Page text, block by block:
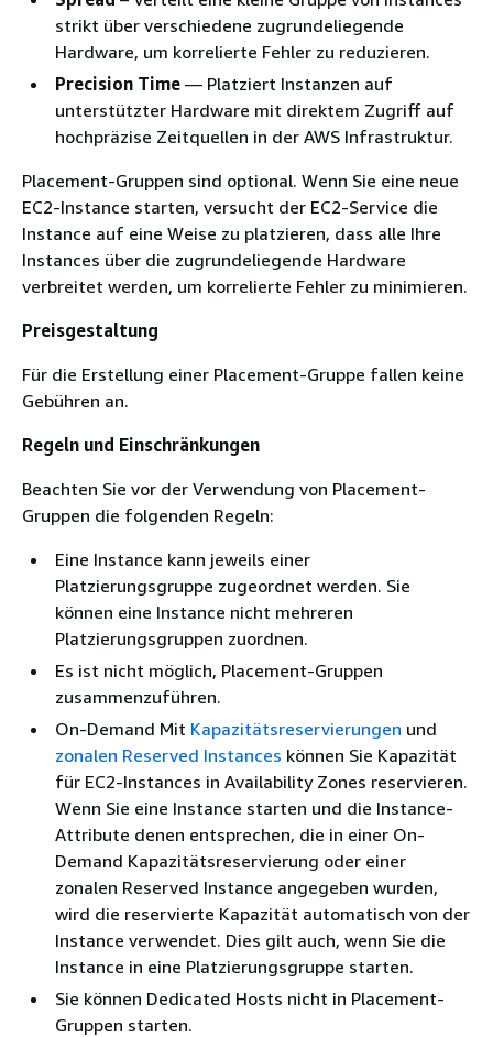
strikt über verschiedene zugrundeliegende
Hardware, um korrelierte Fehler zu reduzieren.
Precision Time — Platziert Instanzen auf
unterstützter Hardware mit direktem Zugriff auf
hochpräzise Zeitquellen in der AWS Infrastruktur.
Placement-Gruppen sind optional. Wenn Sie eine neue
EC2-Instance starten, versucht der EC2-Service die
Instance auf eine Weise zu platzieren, dass alle Ihre
Instances über die zugrundeliegende Hardware
verbreitet werden, um korrelierte Fehler zu minimieren.
Preisgestaltung
Für die Erstellung einer Placement-Gruppe fallen keine
Gebühren an.
Regeln und Einschränkungen
Beachten Sie vor der Verwendung von Placement-
Gruppen die folgenden Regeln:
Eine Instance kann jeweils einer
Platzierungsgruppe zugeordnet werden. Sie
können eine Instance nicht mehreren
Platzierungsgruppen zuordnen.
Es ist nicht möglich, Placement-Gruppen
zusammenzuführen.
On-Demand Mit Kapazitätsreservierungen und
zonalen Reserved Instances können Sie Kapazität
für EC2-Instances in Availability Zones reservieren.
Wenn Sie eine Instance starten und die Instance-
Attribute denen entsprechen, die in einer On-
Demand Kapazitätsreservierung oder einer
zonalen Reserved Instance angegeben wurden,
wird die reservierte Kapazität automatisch von der
Instance verwendet. Dies gilt auch, wenn Sie die
Instance in eine Platzierungsgruppe starten.
Sie können Dedicated Hosts nicht in Placement-
Gruppen starten.